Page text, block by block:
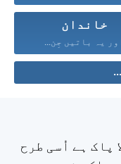
خاندان
اور یہ باتیں جِن...
پاک ہے اُسی طرح